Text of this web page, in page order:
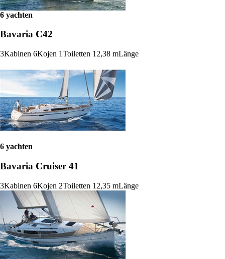
6 yachten
Bavaria C42
3Kabinen 6Kojen 1Toiletten 12,38 mLänge
6 yachten
Bavaria Cruiser 41
3Kabinen 6Kojen 2Toiletten 12,35 mLänge